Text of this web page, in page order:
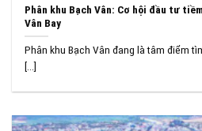
Phân khu Bạch Vân: Cơ hội đầu tư
Vân Bay
Phân khu Bạch Vân đang là tâm điểm
[...]